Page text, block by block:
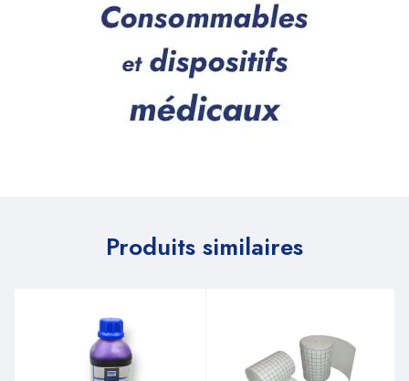
Produits similaires